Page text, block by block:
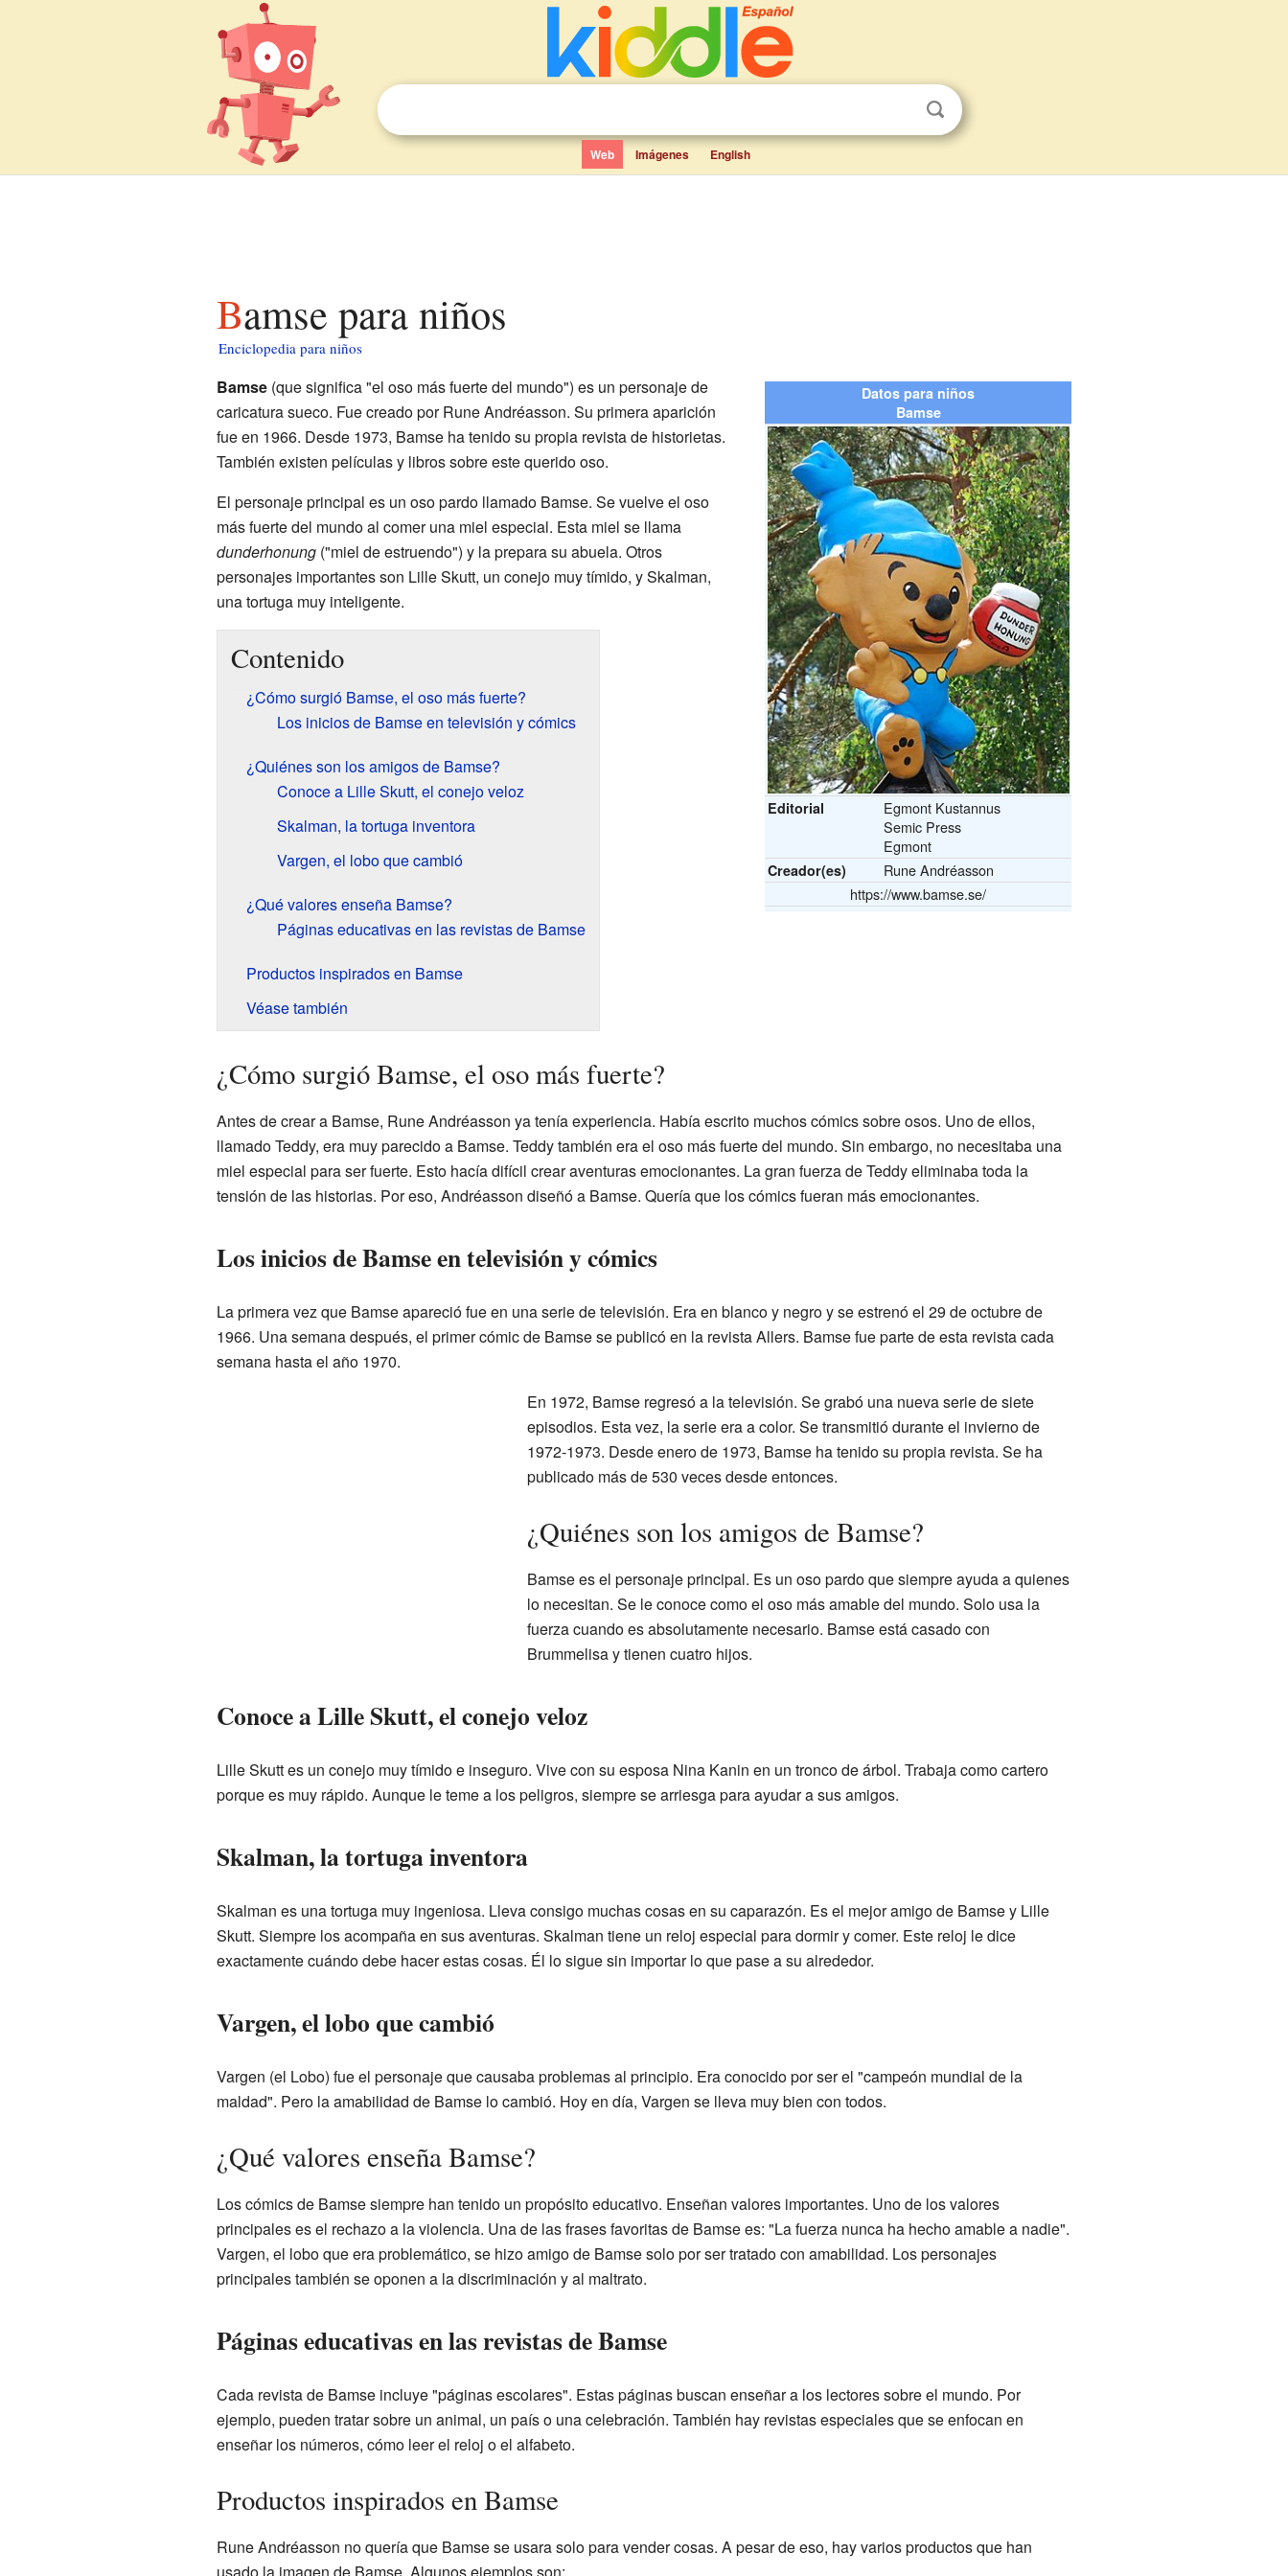
Web Imágenes English
Bamse para niños
Enciclopedia para niños
Datos para niños
Bamse
Editorial
Egmont Kustannus
Semic Press
Egmont
Creador(es)
Rune Andréasson
https://www.bamse.se/
Bamse(que significa "el oso más fuerte del mundo") es un personaje de
caricatura sueco. Fue creado por Rune Andréasson. Su primera aparición
fue en 1966. Desde 1973, Bamse ha tenido su propia revista de historietas.
También existen películas y libros sobre este querido oso.
El personaje principal es un oso pardo llamado Bamse. Se vuelve el oso
más fuerte del mundo al comer una miel especial. Esta miel se llama
dunderhonung("miel de estruendo") y la prepara su abuela. Otros
personajes importantes son Lille Skutt, un conejo muy tímido, y Skalman,
una tortuga muy inteligente.
Contenido
¿Cómo surgió Bamse, el oso más fuerte?
Los inicios de Bamse en televisión y cómics
¿Quiénes son los amigos de Bamse?
Conoce a Lille Skutt, el conejo veloz
Skalman, la tortuga inventora
Vargen, el lobo que cambió
¿Qué valores enseña Bamse?
Páginas educativas en las revistas de Bamse
Productos inspirados en Bamse
Véase también
¿Cómo surgió Bamse, el oso más fuerte?
Antes de crear a Bamse, Rune Andréasson ya tenía experiencia. Había escrito muchos cómics sobre osos. Uno de ellos,
llamado Teddy, era muy parecido a Bamse. Teddy también era el oso más fuerte del mundo. Sin embargo, no necesitaba una
miel especial para ser fuerte. Esto hacía difícil crear aventuras emocionantes. La gran fuerza de Teddy eliminaba toda la
tensión de las historias. Por eso, Andréasson diseñó a Bamse. Quería que los cómics fueran más emocionantes.
Los inicios de Bamse en televisión y cómics
La primera vez que Bamse apareció fue en una serie de televisión. Era en blanco y negro y se estrenó el 29 de octubre de
1966. Una semana después, el primer cómic de Bamse se publicó en la revista Allers. Bamse fue parte de esta revista cada
semana hasta el año 1970.
En 1972, Bamse regresó a la televisión. Se grabó una nueva serie de siete
episodios. Esta vez, la serie era a color. Se transmitió durante el invierno de
1972-1973. Desde enero de 1973, Bamse ha tenido su propia revista. Se ha
publicado más de 530 veces desde entonces.
¿Quiénes son los amigos de Bamse?
Bamse es el personaje principal. Es un oso pardo que siempre ayuda a quienes
lo necesitan. Se le conoce como el oso más amable del mundo. Solo usa la
fuerza cuando es absolutamente necesario. Bamse está casado con
Brummelisa y tienen cuatro hijos.
Conoce a Lille Skutt, el conejo veloz
Lille Skutt es un conejo muy tímido e inseguro. Vive con su esposa Nina Kanin en un tronco de árbol. Trabaja como cartero
porque es muy rápido. Aunque le teme a los peligros, siempre se arriesga para ayudar a sus amigos.
Skalman, la tortuga inventora
Skalman es una tortuga muy ingeniosa. Lleva consigo muchas cosas en su caparazón. Es el mejor amigo de Bamse y Lille
Skutt. Siempre los acompaña en sus aventuras. Skalman tiene un reloj especial para dormir y comer. Este reloj le dice
exactamente cuándo debe hacer estas cosas. Él lo sigue sin importar lo que pase a su alrededor.
Vargen, el lobo que cambió
Vargen (el Lobo) fue el personaje que causaba problemas al principio. Era conocido por ser el "campeón mundial de la
maldad". Pero la amabilidad de Bamse lo cambió. Hoy en día, Vargen se lleva muy bien con todos.
¿Qué valores enseña Bamse?
Los cómics de Bamse siempre han tenido un propósito educativo. Enseñan valores importantes. Uno de los valores
principales es el rechazo a la violencia. Una de las frases favoritas de Bamse es: "La fuerza nunca ha hecho amable a nadie".
Vargen, el lobo que era problemático, se hizo amigo de Bamse solo por ser tratado con amabilidad. Los personajes
principales también se oponen a la discriminación y al maltrato.
Páginas educativas en las revistas de Bamse
Cada revista de Bamse incluye "páginas escolares". Estas páginas buscan enseñar a los lectores sobre el mundo. Por
ejemplo, pueden tratar sobre un animal, un país o una celebración. También hay revistas especiales que se enfocan en
enseñar los números, cómo leer el reloj o el alfabeto.
Productos inspirados en Bamse
Rune Andréasson no quería que Bamse se usara solo para vender cosas. A pesar de eso, hay varios productos que han